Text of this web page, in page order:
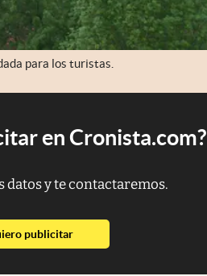
para los turistas.
en Cronista.com?
datos y te contactaremos.
publicitarabre en nueva pestaña